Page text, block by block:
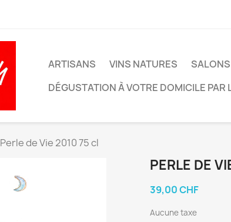
ARTISANS VINS NATURES
DÉGUSTATION À VOTRE DOMICILE PAR
Perle de Vie 2010 75 cl
PERLE DE
39,00 CHF
Aucune taxe